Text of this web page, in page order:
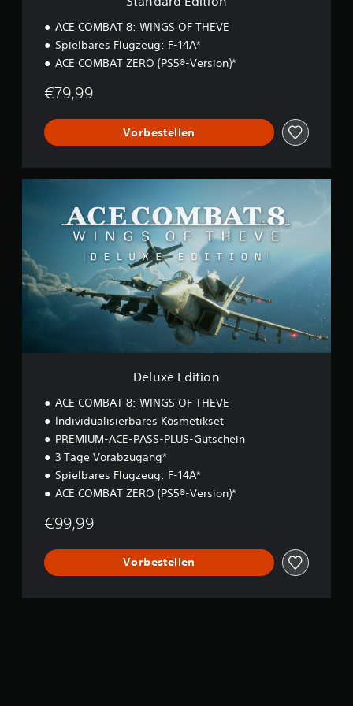
ACE COMBAT 8: WINGS OF THEVE
Spielbares Flugzeug: F-14A*
ACE COMBAT ZERO (PS5®-Version)*
€79,99
Vorbestellen
e
d
n
Deluxe Edition
ACE COMBAT 8: WINGS OF THEVE
Individualisierbares Kosmetikset
PREMIUM-ACE-PASS-PLUS-Gutschein
3 Tage Vorabzugang*
Spielbares Flugzeug: F-14A*
ACE COMBAT ZERO (PS5®-Version)*
€99,99
Vorbestellen